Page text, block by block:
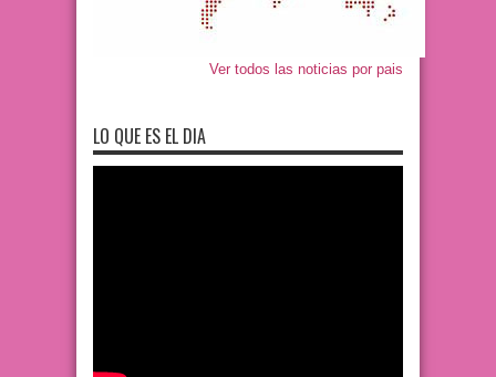
Ver todos las noticias por pais
LO QUE ES EL DIA